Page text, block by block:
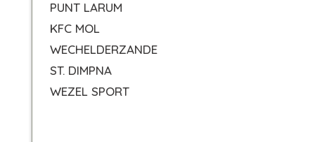
PUNT LARUM
KFC MOL
WECHELDERZANDE
ST. DIMPNA
WEZEL SPORT